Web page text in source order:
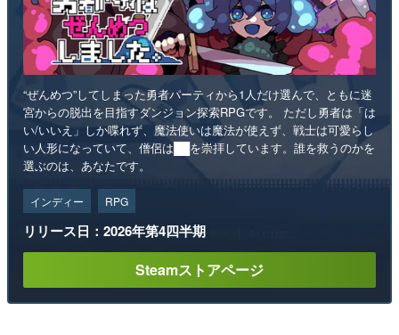
“ぜんめつ”してしまった勇者パーティから1人だけ選んで、ともに迷
宮からの脱出を目指すダンジョン探索RPGです。 ただし勇者は「は
い/いいえ」しか喋れず、魔法使いは魔法が使えず、戦士は可愛らし
い人形になっていて、僧侶は██を崇拝しています。誰を救うのかを
選ぶのは、あなたです。
インディー RPG
リリース日：2026年第4四半期
Steamストアページ